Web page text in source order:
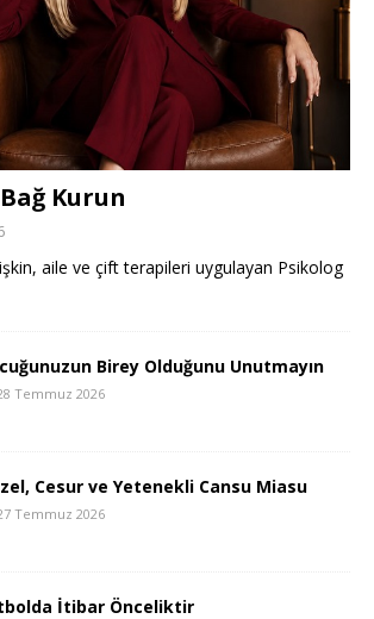
Kurun
aile ve çift terapileri uygulayan Psikolog
Birey Olduğunu Unutmayın
Temmuz 2026
Cesur ve Yetenekli Cansu Miasu
Temmuz 2026
İtibar Önceliktir